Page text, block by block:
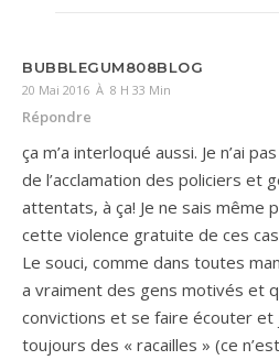
BUBBLEGUM808BLOG
20 Mai 2016 À 8 H 33 Min
Répondre
ça m’a interloqué aussi. Je n’ai
de l’acclamation des policiers et
attentats, à ça! Je ne sais même
cette violence gratuite de ces
Le souci, comme dans toutes
a vraiment des gens motivés et
convictions et se faire écouter et
toujours des « racailles » (ce